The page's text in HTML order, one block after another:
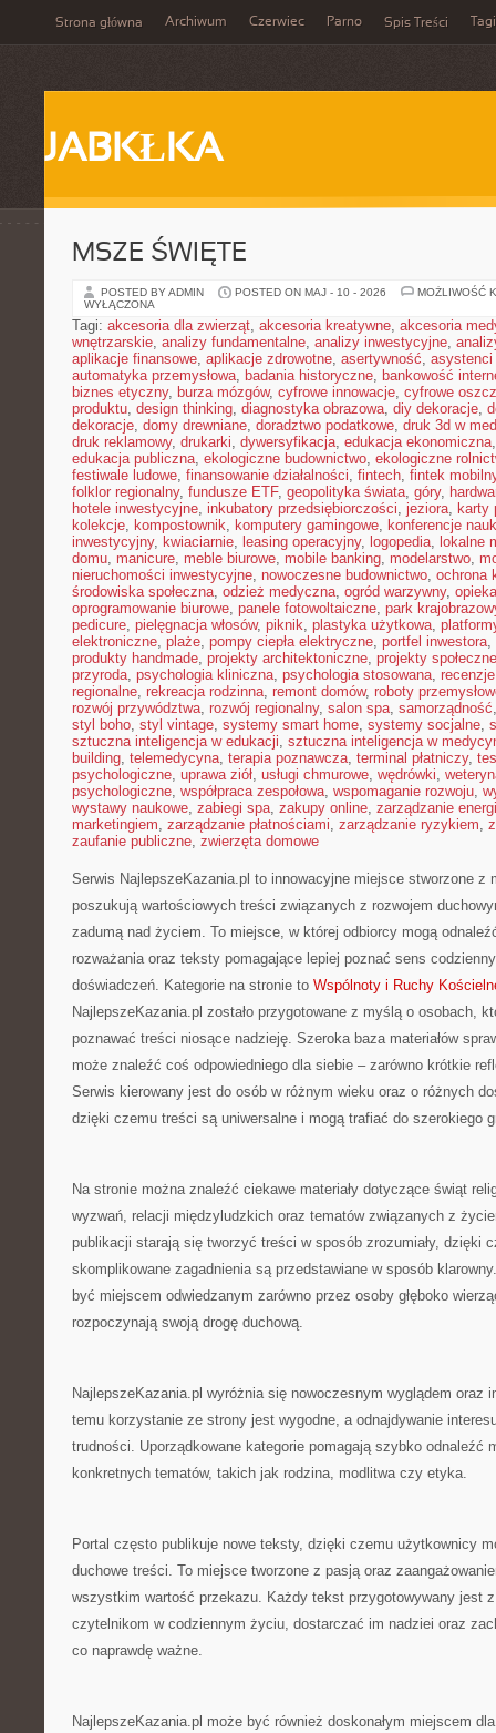
Strona główna Archiwum Czerwiec Parno Spis Treści Tagi
JABKŁKA
MSZE ŚWIĘTE
POSTED BY ADMIN POSTED ON MAJ - 10 - 2026
MOŻLIWOŚĆ
WYŁĄCZONA
Tagi: akcesoria dla zwierząt, akcesoria kreatywne, akcesoria
wnętrzarskie, analizy fundamentalne, analizy inwestycyjne,
aplikacje finansowe, aplikacje zdrowotne, asertywność, asystenci
automatyka przemysłowa, badania historyczne, bankowość
biznes etyczny, burza mózgów, cyfrowe innowacje, cyfrowe
produktu, design thinking, diagnostyka obrazowa, diy dekoracje,
dekoracje, domy drewniane, doradztwo podatkowe, druk 3d w
druk reklamowy, drukarki, dywersyfikacja, edukacja ekonomiczna
edukacja publiczna, ekologiczne budownictwo, ekologiczne
festiwale ludowe, finansowanie działalności, fintech, fintek
folklor regionalny, fundusze ETF, geopolityka świata, góry,
hotele inwestycyjne, inkubatory przedsiębiorczości, jeziora, karty
kolekcje, kompostownik, komputery gamingowe, konferencje
inwestycyjny, kwiaciarnie, leasing operacyjny, logopedia, lokalne
domu, manicure, meble biurowe, mobile banking, modelarstwo,
nieruchomości inwestycyjne, nowoczesne budownictwo, ochrona
środowiska społeczna, odzież medyczna, ogród warzywny,
oprogramowanie biurowe, panele fotowoltaiczne, park
pedicure, pielęgnacja włosów, piknik, plastyka użytkowa,
elektroniczne, plaże, pompy ciepła elektryczne, portfel inwestora,
produkty handmade, projekty architektoniczne, projekty społeczne
przyroda, psychologia kliniczna, psychologia stosowana,
regionalne, rekreacja rodzinna, remont domów, roboty
rozwój przywództwa, rozwój regionalny, salon spa, samorządność
styl boho, styl vintage, systemy smart home, systemy socjalne,
sztuczna inteligencja w edukacji, sztuczna inteligencja w
building, telemedycyna, terapia poznawcza, terminal płatniczy,
psychologiczne, uprawa ziół, usługi chmurowe, wędrówki,
psychologiczne, współpraca zespołowa, wspomaganie rozwoju,
wystawy naukowe, zabiegi spa, zakupy online, zarządzanie
marketingiem, zarządzanie płatnościami, zarządzanie ryzykiem,
zaufanie publiczne, zwierzęta domowe
Serwis NajlepszeKazania.pl to innowacyjne miejsce stworzone z
poszukują wartościowych treści związanych z rozwojem
zadumą nad życiem. To miejsce, w której odbiorcy mogą
rozważania oraz teksty pomagające lepiej poznać sens
doświadczeń. Kategorie na stronie to Wspólnoty i Ruchy
NajlepszeKazania.pl zostało przygotowane z myślą o osobach,
poznawać treści niosące nadzieję. Szeroka baza materiałów
może znaleźć coś odpowiedniego dla siebie – zarówno krótkie
Serwis kierowany jest do osób w różnym wieku oraz o różnych
dzięki czemu treści są uniwersalne i mogą trafiać do szerokiego
Na stronie można znaleźć ciekawe materiały dotyczące świąt
wyzwań, relacji międzyludzkich oraz tematów związanych z
publikacji starają się tworzyć treści w sposób zrozumiały, dzięki
skomplikowane zagadnienia są przedstawiane w sposób
być miejscem odwiedzanym zarówno przez osoby głęboko
rozpoczynają swoją drogę duchową.
NajlepszeKazania.pl wyróżnia się nowoczesnym wyglądem oraz
temu korzystanie ze strony jest wygodne, a odnajdywanie
trudności. Uporządkowane kategorie pomagają szybko odnaleźć
konkretnych tematów, takich jak rodzina, modlitwa czy etyka.
Portal często publikuje nowe teksty, dzięki czemu użytkownicy
duchowe treści. To miejsce tworzone z pasją oraz
wszystkim wartość przekazu. Każdy tekst przygotowywany jest
czytelnikom w codziennym życiu, dostarczać im nadziei oraz
co naprawdę ważne.
NajlepszeKazania.pl może być również doskonałym miejscem